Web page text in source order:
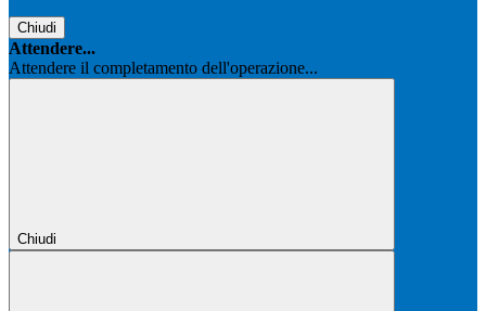
Chiudi
Attendere...
Attendere il completamento dell'operazione...
Chiudi